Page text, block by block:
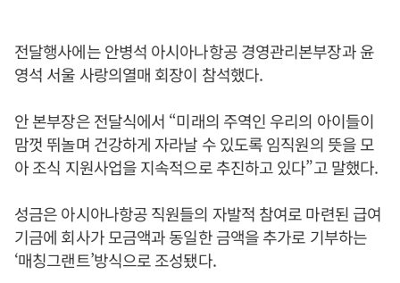
전달행사에는 안병석 아시아나항공 경영관리본부장과 윤
영석 서울 사랑의열매 회장이 참석했다.
안 본부장은 전달식에서 “미래의 주역인 우리의 아이들이
맘껏 뛰놀며 건강하게 자라날 수 있도록 임직원의 뜻을 모
아 조식 지원사업을 지속적으로 추진하고 있다”고 말했다.
성금은 아시아나항공 직원들의 자발적 참여로 마련된 급여
기금에 회사가 모금액과 동일한 금액을 추가로 기부하는
‘매칭그랜트’방식으로 조성됐다.